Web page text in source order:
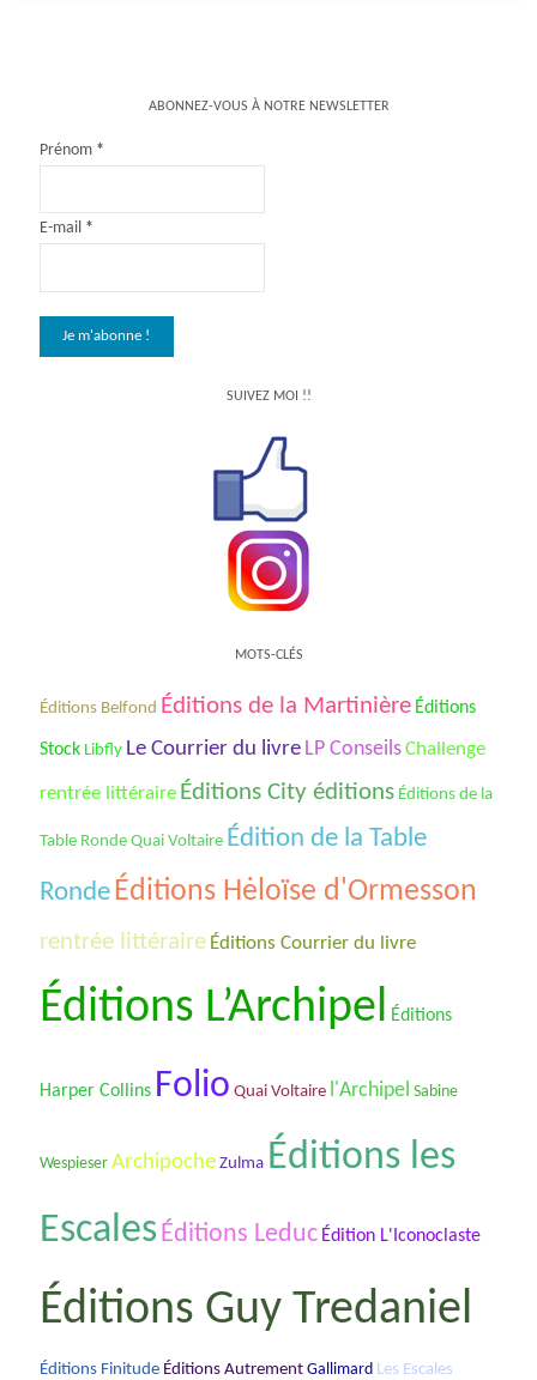
ABONNEZ-VOUS À NOTRE NEWSLETTER
Prénom *
E-mail *
SUIVEZ MOI !!
MOTS-CLÉS
Éditions Belfond Éditions de la Martinière Éditions
Stock Libfly Le Courrier du livre LP ConseilsChallenge
rentrée littéraire Éditions City éditions Éditions de la
Table Ronde Quai Voltaire Édition de la Table
RondeÉditions Hėloïse d'Ormesson
rentrée littéraire Éditions Courrier du livre
Éditions L’Archipel Éditions
Harper Collins Folio Quai Voltaire l'Archipel Sabine
Wespieser Archipoche Zulma Éditions les
Escales Éditions Leduc Édition L'Iconoclaste
Éditions Guy Tredaniel
Éditions Finitude Éditions Autrement Gallimard Les Escales